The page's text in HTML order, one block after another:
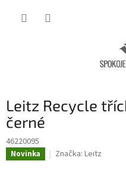
Leitz Recycle
černé
46220095
Novinka Značka: Leitz